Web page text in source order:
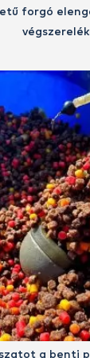
forgó
a benti